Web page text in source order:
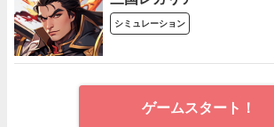
シミュレーション
ゲームスタート！